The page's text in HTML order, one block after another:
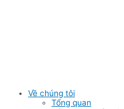
Về chúng tôi
Tổng quan